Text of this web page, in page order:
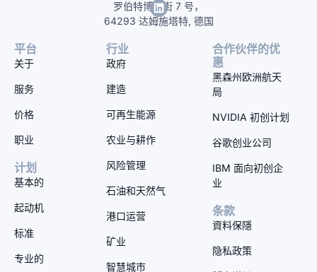
罗伯特博世街 7 号，
64293 达姆施塔特, 德国
平台
关于
服务
价格
职业
计划
基本的
起动机
标准
专业的
行业
政府
建造
可再生能源
农业与耕作
风险管理
石油和天然气
港口运营
矿业
智慧城市
合作伙伴的优
惠
黑森州欧洲航天
局
NVIDIA 初创计划
谷歌创业公司
IBM 面向初创企
业
条款
資料保隱
隐私政策